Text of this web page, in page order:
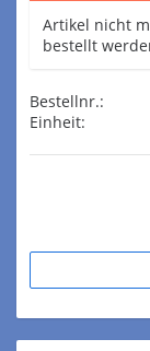
Artikel nicht
bestellt
Bestellnr.:
Einheit: